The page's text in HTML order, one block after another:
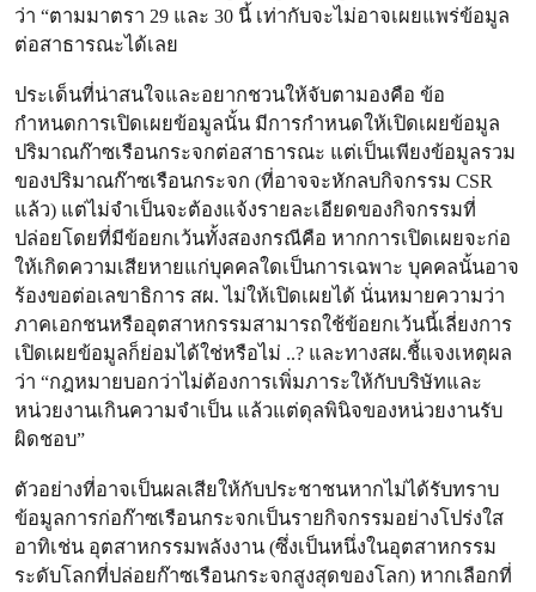
ว่า “ตามมาตรา 29 และ 30 นี้ เท่ากับจะไม่อาจเผยแพร่ข้อมูล
ต่อสาธารณะได้เลย
ประเด็นที่น่าสนใจและอยากชวนให้จับตามองคือ ข้อ
กำหนดการเปิดเผยข้อมูลนั้น มีการกำหนดให้เปิดเผยข้อมูล
ปริมาณก๊าซเรือนกระจกต่อสาธารณะ แต่เป็นเพียงข้อมูลรวม
ของปริมาณก๊าซเรือนกระจก (ที่อาจจะหักลบกิจกรรม CSR
แล้ว) แต่ไม่จำเป็นจะต้องแจ้งรายละเอียดของกิจกรรมที่
ปล่อยโดยที่มีข้อยกเว้นทั้งสองกรณีคือ หากการเปิดเผยจะก่อ
ให้เกิดความเสียหายแก่บุคคลใดเป็นการเฉพาะ บุคคลนั้นอาจ
ร้องขอต่อเลขาธิการ สผ. ไม่ให้เปิดเผยได้ นั่นหมายความว่า
ภาคเอกชนหรืออุตสาหกรรมสามารถใช้ข้อยกเว้นนี้เลี่ยงการ
เปิดเผยข้อมูลก็ย่อมได้ใช่หรือไม่ ..? และทางสผ.ชี้แจงเหตุผล
ว่า “กฎหมายบอกว่าไม่ต้องการเพิ่มภาระให้กับบริษัทและ
หน่วยงานเกินความจำเป็น แล้วแต่ดุลพินิจของหน่วยงานรับ
ผิดชอบ”
ตัวอย่างที่อาจเป็นผลเสียให้กับประชาชนหากไม่ได้รับทราบ
ข้อมูลการก่อก๊าซเรือนกระจกเป็นรายกิจกรรมอย่างโปร่งใส
อาทิเช่น อุตสาหกรรมพลังงาน (ซึ่งเป็นหนึ่งในอุตสาหกรรม
ระดับโลกที่ปล่อยก๊าซเรือนกระจกสูงสุดของโลก) หากเลือกที่